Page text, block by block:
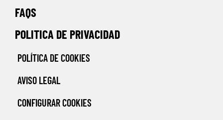
FAQS
POLITICA DE PRIVACIDAD
POLÍTICA DE COOKIES
AVISO LEGAL
CONFIGURAR COOKIES